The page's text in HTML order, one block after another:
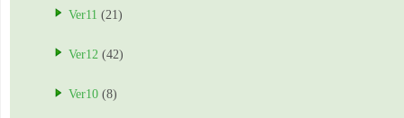
Ver11 (21)
Ver12 (42)
Ver10 (8)